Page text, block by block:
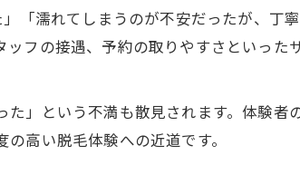
与える影響
満足度とは
「濡れてしまうのが不安だったが、丁
フの接遇、予約の取りやすさといった
」という不満も散見されます。体験者
高い脱毛体験への近道です。